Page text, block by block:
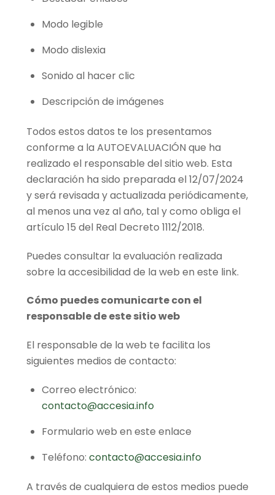
Modo legible
Modo dislexia
Sonido al hacer clic
Descripción de imágenes
Todos estos datos te los presentamos
conforme a la AUTOEVALUACIÓN que ha
realizado el responsable del sitio web. Esta
declaración ha sido preparada el 12/07/2024
y será revisada y actualizada periódicamente,
al menos una vez al año, tal y como obliga el
artículo 15 del Real Decreto 1112/2018.
Puedes consultar la evaluación realizada
sobre la accesibilidad de la web en este link.
Cómo puedes comunicarte con el
responsable de este sitio web
El responsable de la web te facilita los
siguientes medios de contacto:
Correo electrónico:
contacto@accesia.info
Formulario web en este enlace
Teléfono:contacto@accesia.info
A través de cualquiera de estos medios puede